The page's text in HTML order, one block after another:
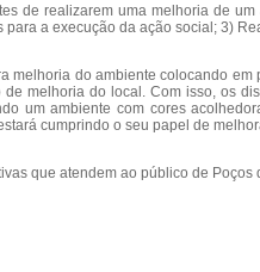
de realizarem uma melhoria de
a execução da ação social; 3)
melhoria do ambiente colocando
melhoria do local. Com isso, os
um ambiente com cores
cumprindo o seu papel de
que atendem ao público de Poços